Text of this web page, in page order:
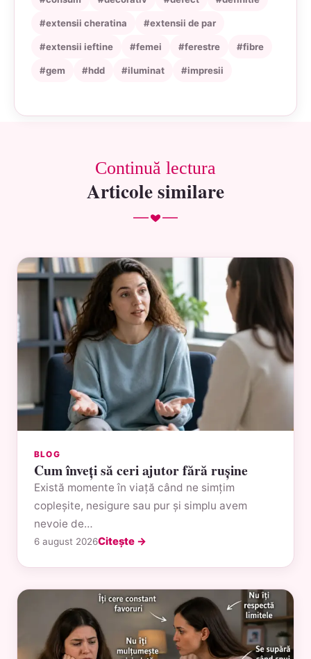
#extensii cheratina #extensii de par
#extensii ieftine #femei #ferestre #fibre
#gem #hdd #iluminat #impresii
Continuă lectura
Articole similare
BLOG
Cum înveți să ceri ajutor fără rușine
Există momente în viață când ne simțim
copleșite, nesigure sau pur și simplu avem
nevoie de…
6 august 2026Citește →